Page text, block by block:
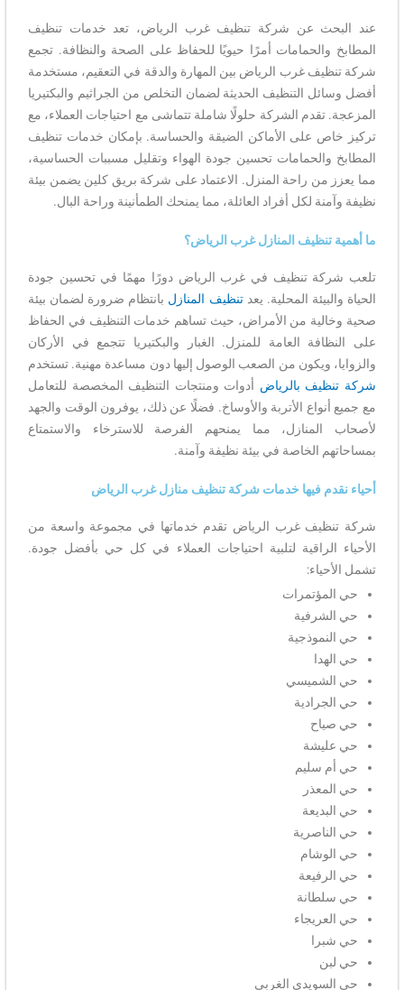
عند البحث عن شركة تنظيف غرب الرياض، تعد خدمات تنظيف
المطابخ والحمامات أمرًا حيويًا للحفاظ على الصحة والنظافة. تجمع
شركة تنظيف غرب الرياض بين المهارة والدقة في التعقيم، مستخدمة
أفضل وسائل التنظيف الحديثة لضمان التخلص من الجراثيم والبكتيريا
المزعجة. تقدم الشركة حلولًا شاملة تتماشى مع احتياجات العملاء، مع
تركيز خاص على الأماكن الضيقة والحساسة. بإمكان خدمات تنظيف
المطابخ والحمامات تحسين جودة الهواء وتقليل مسببات الحساسية،
مما يعزز من راحة المنزل. الاعتماد على شركة بريق كلين يضمن بيئة
نظيفة وآمنة لكل أفراد العائلة، مما يمنحك الطمأنينة وراحة البال.
ما أهمية تنظيف المنازل غرب الرياض؟
تلعب شركة تنظيف في غرب الرياض دورًا مهمًا في تحسين جودة
الحياة والبيئة المحلية. يعدتنظيف المنازل بانتظام ضرورة لضمان بيئة
صحية وخالية من الأمراض، حيث تساهم خدمات التنظيف في الحفاظ
على النظافة العامة للمنزل. الغبار والبكتيريا تتجمع في الأركان
والزوايا، ويكون من الصعب الوصول إليها دون مساعدة مهنية. تستخدم
شركة تنظيف بالرياض أدوات ومنتجات التنظيف المخصصة للتعامل
مع جميع أنواع الأتربة والأوساخ. فضلًا عن ذلك، يوفرون الوقت والجهد
لأصحاب المنازل، مما يمنحهم الفرصة للاسترخاء والاستمتاع
بمساحاتهم الخاصة في بيئة نظيفة وآمنة.
أحياء نقدم فيها خدمات شركة تنظيف منازل غرب الرياض
شركة تنظيف غرب الرياض تقدم خدماتها في مجموعة واسعة من
الأحياء الراقية لتلبية احتياجات العملاء في كل حي بأفضل جودة.
تشمل الأحياء:
حي المؤتمرات
حي الشرفية
حي النموذجية
حي الهدا
حي الشميسي
حي الجرادية
حي صياح
حي عليشة
حي أم سليم
حي المعذر
حي البديعة
حي الناصرية
حي الوشام
حي الرفيعة
حي سلطانة
حي العريجاء
حي شبرا
حي لبن
حي السويدي الغربي